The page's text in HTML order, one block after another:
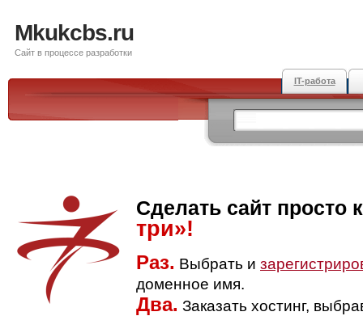
Mkukcbs.ru
Сайт в процессе разработки
IT-работа
Сделать сайт просто
три»!
Раз. Выбрать и
доменное имя.
Два. Заказать хостинг,